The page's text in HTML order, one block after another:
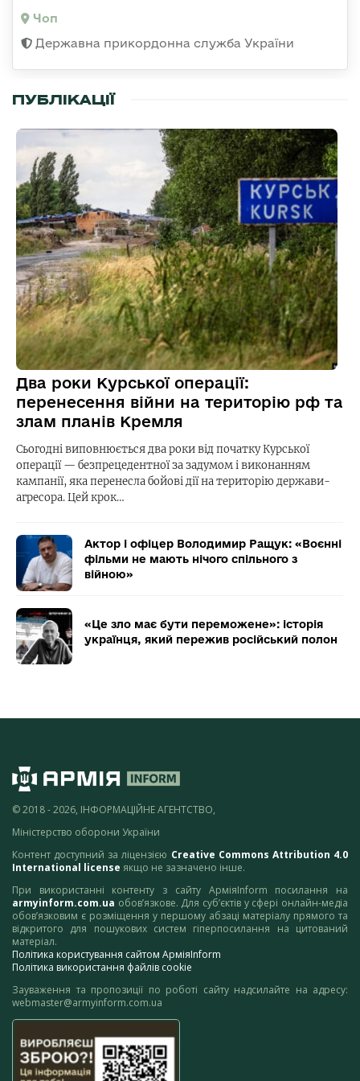
Чоп
Державна прикордонна служба України
ПУБЛІКАЦІЇ
Два роки Курської операції:
перенесення війни на територію рф та
злам планів Кремля
Сьогодні виповнюється два роки від початку Курської
операції — безпрецедентної за задумом і виконанням
кампанії, яка перенесла бойові дії на територію держави-
агресора. Цей крок…
Актор і офіцер Володимир Ращук: «Воєнні
фільми не мають нічого спільного з
війною»
«Це зло має бути переможене»: історія
українця, який пережив російський полон
© 2018 - 2026, ІНФОРМАЦІЙНЕ АГЕНТСТВО,
Міністерство оборони України
Контент доступний за ліцензією Creative Commons Attribution 4.0
International license якщо не зазначено інше.
При використанні контенту з сайту АрміяInform посилання на
armyinform.com.ua обов’язкове. Для суб’єктів у сфері онлайн-медіа
обов’язковим є розміщення у першому абзаці матеріалу прямого та
відкритого для пошукових систем гіперпосилання на цитований
матеріал.
Політика користування сайтом АрміяInform
Політика використання файлів cookie
Зауваження та пропозиції по роботі сайту надсилайте на адресу:
webmaster@armyinform.com.ua